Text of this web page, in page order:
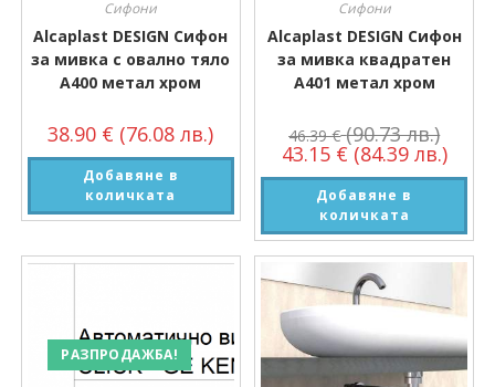
Сифони
Alcaplast DESIGN Сифон
за мивка с овално тяло
A400 метал хром
38.90 € (76.08 лв.)
Добавяне в
количката
Сифони
Alcaplast DESIGN Сифон
за мивка квадратен
A401 метал хром
46.39€ (90.73 лв.)
43.15 € (84.39 лв.)
Добавяне в
количката
РАЗПРОДАЖБА!